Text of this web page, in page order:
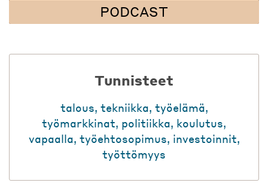
PODCAST
Tunnisteet
talous, tekniikka, työelämä,
työmarkkinat, politiikka, koulutus,
vapaalla, työehtosopimus, investoinnit,
työttömyys